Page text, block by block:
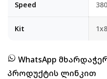
Speed
Kit
WhatsApp
პროდუქტის ლინკით